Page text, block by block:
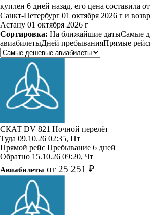
куплен 6 дней назад, его цена составила
Санкт-Петербург 01 октября 2026 г и
Астану 01 октября 2026 г
Сортировка: На ближайшие датыСамые
авиабилетыДней пребыванияПрямые
СКАТ DV 821 Ночной перелёт
Туда 09.10.26 02:35, Пт
Прямой рейс Пребывание 6 дней
Обратно 15.10.26 09:20, Чт
Авиабилеты от 25 251 ₽